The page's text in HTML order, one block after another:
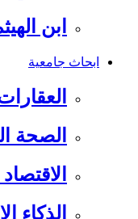
ابن
ابحاث جامعية
العقارات في مصر 2025 :
الصحة النفسية
الاقتصاد وارتفاع
الذكاء الاصطناعي 2025 في